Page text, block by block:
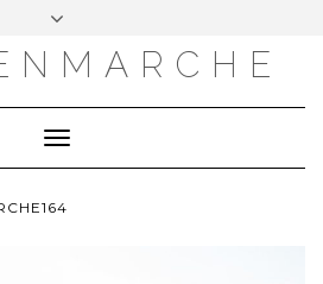
Toggle
Navigation